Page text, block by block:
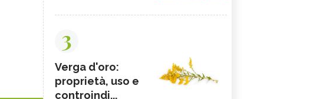
3
Verga d'oro:
proprietà, uso e
controindi...